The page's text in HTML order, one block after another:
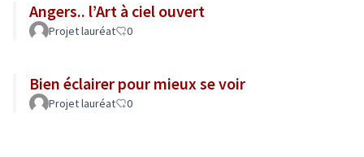
Angers.. l’Art à ciel ouvert
Projet lauréat 0
Bien éclairer pour mieux se voir
Projet lauréat 0